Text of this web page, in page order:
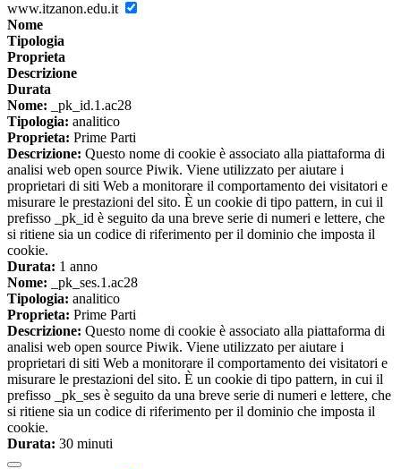
www.itzanon.edu.it
Nome
Tipologia
Proprieta
Descrizione
Durata
Nome: _pk_id.1.ac28
Tipologia: analitico
Proprieta: Prime Parti
Descrizione: Questo nome di cookie è associato alla piattaforma di
analisi web open source Piwik. Viene utilizzato per aiutare i
proprietari di siti Web a monitorare il comportamento dei visitatori e
misurare le prestazioni del sito. È un cookie di tipo pattern, in cui il
prefisso _pk_id è seguito da una breve serie di numeri e lettere, che
si ritiene sia un codice di riferimento per il dominio che imposta il
cookie.
Durata: 1 anno
Nome: _pk_ses.1.ac28
Tipologia: analitico
Proprieta: Prime Parti
Descrizione: Questo nome di cookie è associato alla piattaforma di
analisi web open source Piwik. Viene utilizzato per aiutare i
proprietari di siti Web a monitorare il comportamento dei visitatori e
misurare le prestazioni del sito. È un cookie di tipo pattern, in cui il
prefisso _pk_ses è seguito da una breve serie di numeri e lettere, che
si ritiene sia un codice di riferimento per il dominio che imposta il
cookie.
Durata: 30 minuti